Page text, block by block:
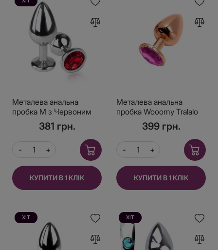
Металева анальна
пробка М з Червоним
кристалом, довжина
8см, діаметр 3,4см
381 грн.
КУПИТИ В 1 КЛІК
Металева анальна
пробка Wooomy Tralalo
Rose Gold Metal Plug
Magenta S, діаметр 2,8
399 грн.
КУПИТИ В 1 КЛІК
ХІТ ХІТ